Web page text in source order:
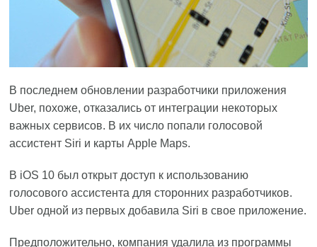
В последнем обновлении разработчики приложения
Uber, похоже, отказались от интеграции некоторых
важных сервисов. В их число попали голосовой
ассистент Siri и карты Apple Maps.
В iOS 10 был открыт доступ к использованию
голосового ассистента для сторонних разработчиков.
Uber одной из первых добавила Siri в свое приложение.
Предположительно, компания удалила из программы